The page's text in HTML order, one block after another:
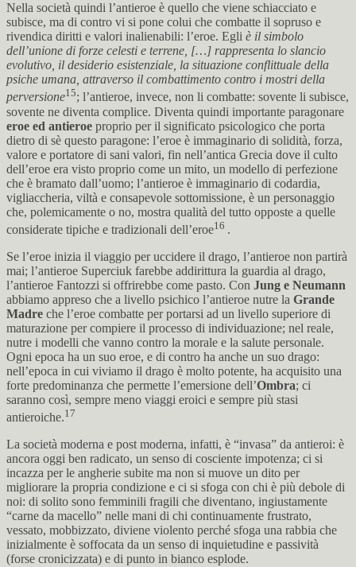
Nella società quindi l’antieroe è quello che viene schiacciato e
subisce, ma di contro vi si pone colui che combatte il sopruso e
rivendica diritti e valori inalienabili: l’eroe. Egli è il simbolo
dell’unione di forze celesti e terrene, […] rappresenta lo slancio
evolutivo, il desiderio esistenziale, la situazione conflittuale della
psiche umana, attraverso il combattimento contro i mostri della
perversione15; l’antieroe, invece, non li combatte: sovente li subisce,
sovente ne diventa complice. Diventa quindi importante paragonare
eroe ed antieroe proprio per il significato psicologico che porta
dietro di sè questo paragone: l’eroe è immaginario di solidità, forza,
valore e portatore di sani valori, fin nell’antica Grecia dove il culto
dell’eroe era visto proprio come un mito, un modello di perfezione
che è bramato dall’uomo; l’antieroe è immaginario di codardia,
vigliaccheria, viltà e consapevole sottomissione, è un personaggio
che, polemicamente o no, mostra qualità del tutto opposte a quelle
considerate tipiche e tradizionali dell’eroe16 .
Se l’eroe inizia il viaggio per uccidere il drago, l’antieroe non partirà
mai; l’antieroe Superciuk farebbe addirittura la guardia al drago,
l’antieroe Fantozzi si offrirebbe come pasto. Con Jung e Neumann
abbiamo appreso che a livello psichico l’antieroe nutre la Grande
Madre che l’eroe combatte per portarsi ad un livello superiore di
maturazione per compiere il processo di individuazione; nel reale,
nutre i modelli che vanno contro la morale e la salute personale.
Ogni epoca ha un suo eroe, e di contro ha anche un suo drago:
nell’epoca in cui viviamo il drago è molto potente, ha acquisito una
forte predominanza che permette l’emersione dell’Ombra; ci
saranno così, sempre meno viaggi eroici e sempre più stasi
antieroiche.17
La società moderna e post moderna, infatti, è “invasa” da antieroi: è
ancora oggi ben radicato, un senso di cosciente impotenza; ci si
incazza per le angherie subite ma non si muove un dito per
migliorare la propria condizione e ci si sfoga con chi è più debole di
noi: di solito sono femminili fragili che diventano, ingiustamente
“carne da macello” nelle mani di chi continuamente frustrato,
vessato, mobbizzato, diviene violento perché sfoga una rabbia che
inizialmente è soffocata da un senso di inquietudine e passività
(forse cronicizzata) e di punto in bianco esplode.